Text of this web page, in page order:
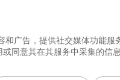
和广告，提供社交媒体功能
同意其在其服务中采集的信